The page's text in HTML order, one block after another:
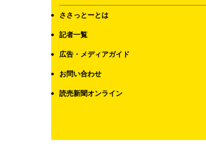
ささっとーとは
記者一覧
広告・メディアガイド
お問い合わせ
読売新聞オンライン